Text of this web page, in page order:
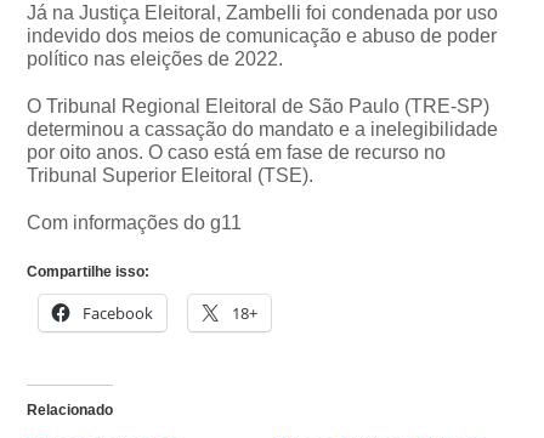
Já na Justiça Eleitoral, Zambelli foi condenada por uso
indevido dos meios de comunicação e abuso de poder
político nas eleições de 2022.
O Tribunal Regional Eleitoral de São Paulo (TRE-SP)
determinou a cassação do mandato e a inelegibilidade
por oito anos. O caso está em fase de recurso no
Tribunal Superior Eleitoral (TSE).
Com informações do g11
Compartilhe isso:
Facebook 18+
Relacionado